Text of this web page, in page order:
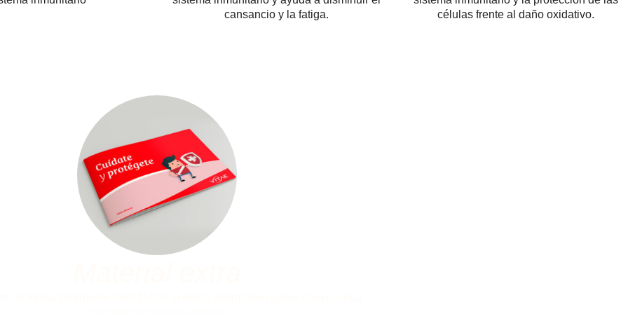
cansancio y la fatiga.
células frente al daño oxidativo.